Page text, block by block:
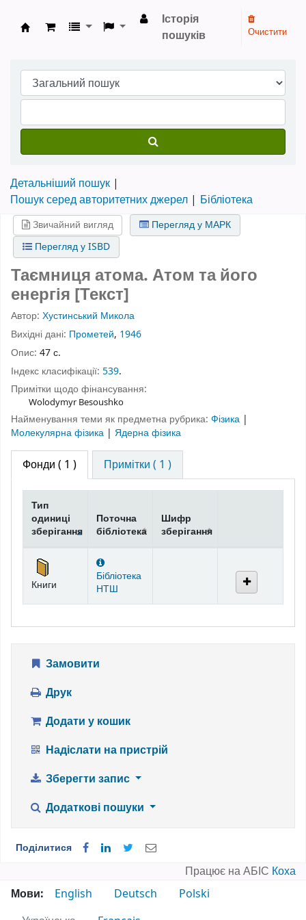
Бібліотека НТШ › Електронний каталог
Історія
пошуків
Очистити
Детальніший пошук
Пошук серед авторитетних джерел
Бібліотека
Звичайний вигляд
Перегляд у МАРК
Перегляд у ISBD
Таємниця атома. Атом та його
енергія [Текст]
Автор: Хустинський Микола
Вихідні дані: Прометей, 1946
Опис: 47 с.
Індекс класифікації: 539.
Примітки щодо фінансування:
Wolodymyr Besoushko
Найменування теми як предметна рубрика: Фізика |
Молекулярна фізика | Ядерна фізика
Фонди ( 1 ) Примітки ( 1 )
Фонди
Тип
одиниці
зберігання
Поточна
бібліотека
Шифр
зберігання
Книги
Бібліотека
НТШ
Замовити
Друк
Додати у кошик
Надіслати на пристрій
Зберегти запис
Додаткові пошуки
Поділитися
Працює на АБІС Коха
Мови:
English Deutsch
Polski